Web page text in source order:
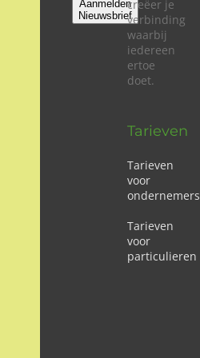
Aanmelden
Nieuwsbrief
creëer je
verbinding
waarbij
iedereen
ertoe
doet.
Tarieven
Tarieven
voor
ondernemers
Tarieven
voor
particulieren